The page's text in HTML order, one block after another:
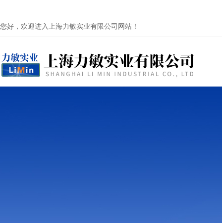
您好，欢迎进入上海力敏实业有限公司网站！